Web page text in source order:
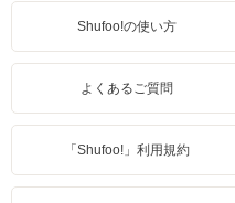
Shufoo!の使い方
よくあるご質問
「Shufoo!」利用規約